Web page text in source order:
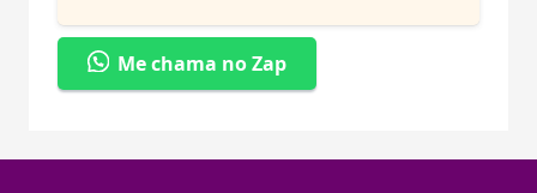
Me chama no Zap